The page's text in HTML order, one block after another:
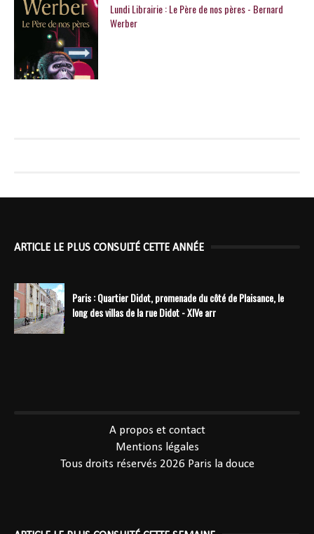
Lundi Librairie : Le Père de nos pères - Bernard
Werber
ARTICLE LE PLUS CONSULTÉ CETTE ANNÉE
Paris : Quartier Didot, promenade du côté de Plaisance, le
long des villas de la rue Didot - XIVe arr
A propos et contact
Mentions légales
Tous droits réservés 2026 Paris la douce